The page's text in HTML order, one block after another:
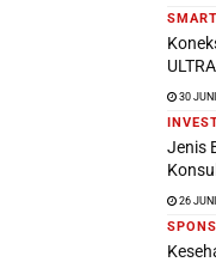
30
Jenis
26